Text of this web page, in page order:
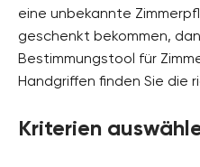
eine unbekannte
geschenkt bekommen,
Bestimmungstool für
Handgriffen finden Sie die
Kriterien